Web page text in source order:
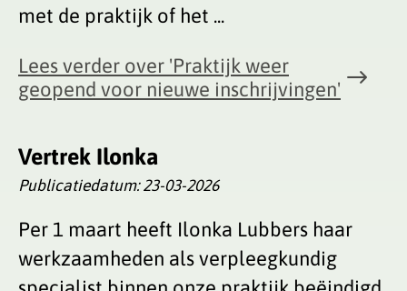
met de praktijk of het ...
Lees verder over 'Praktijk weer
geopend voor nieuwe inschrijvingen'
Vertrek Ilonka
Publicatiedatum:23-03-2026
Per 1 maart heeft Ilonka Lubbers haar
werkzaamheden als verpleegkundig